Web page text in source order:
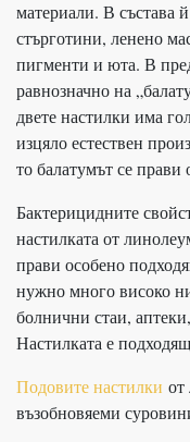
материали. В състава
стърготини, ленено
пигменти и юта. В
равнозначно на
двете настилки има
изцяло естествен
то балатумът се
Бактерицидните
настилката от
прави особено
нужно много високо
болнични стаи,
Настилката е
Подовите настилки от
възобновяеми